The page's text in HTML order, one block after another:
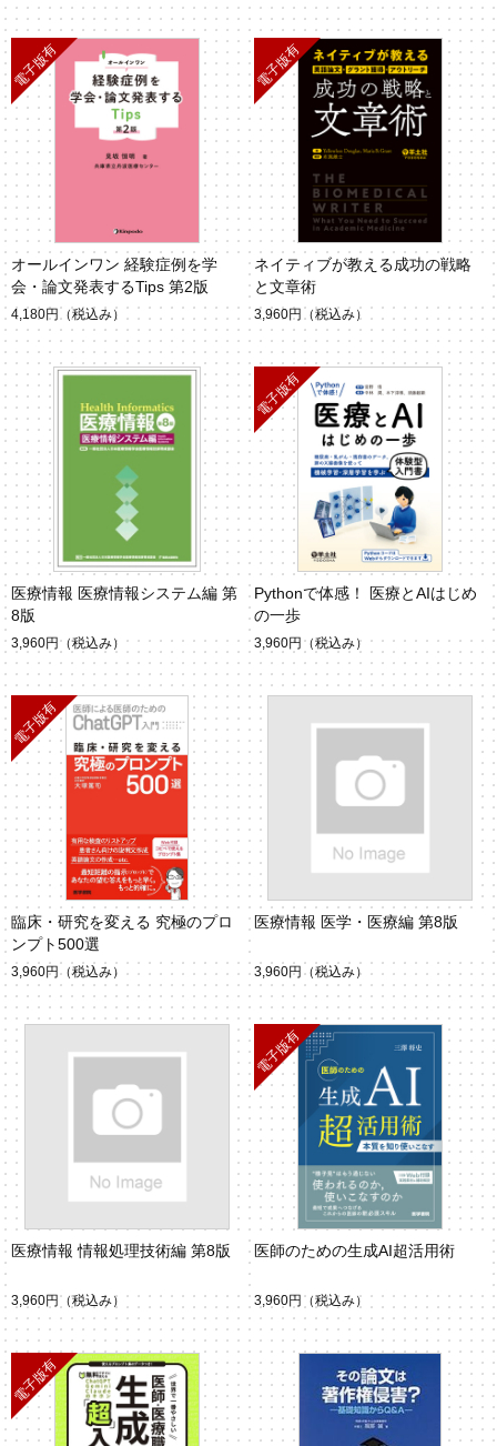
オールインワン 経験症例を学
会・論文発表するTips 第2版
4,180円 （税込み）
ネイティブが教える成功の戦略
と文章術
3,960円 （税込み）
医療情報 医療情報システム編 第
8版
3,960円 （税込み）
Pythonで体感！ 医療とAIはじめ
の一歩
3,960円 （税込み）
臨床・研究を変える 究極のプロ
ンプト500選
3,960円 （税込み）
医療情報 医学・医療編 第8版
3,960円 （税込み）
医療情報 情報処理技術編 第8版
3,960円 （税込み）
医師のための生成AI超活用術
3,960円 （税込み）